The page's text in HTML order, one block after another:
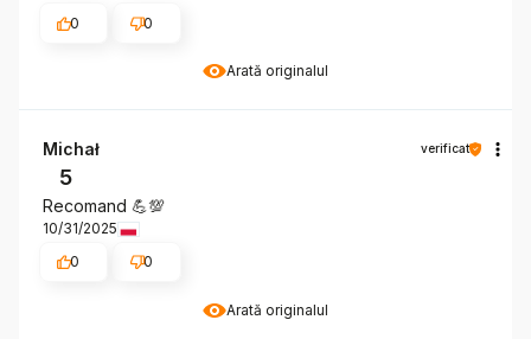
Arată originalul
0
0
Arată originalul
Michał verificat
5
Recomand 💪💯
10/31/2025
0
0